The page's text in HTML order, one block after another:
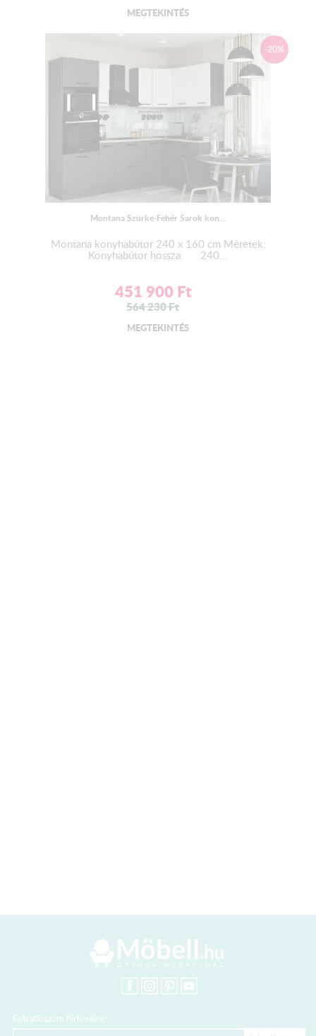
MEGTEKINTÉS
-20%
Montana Szürke-Fehér Sarok kon...
Montana konyhabútor 240 x 160 cm Méretek:
Konyhabútor hossza: 240...
451 900 Ft
564 230Ft
MEGTEKINTÉS
Feliratkozom hírlevélre!